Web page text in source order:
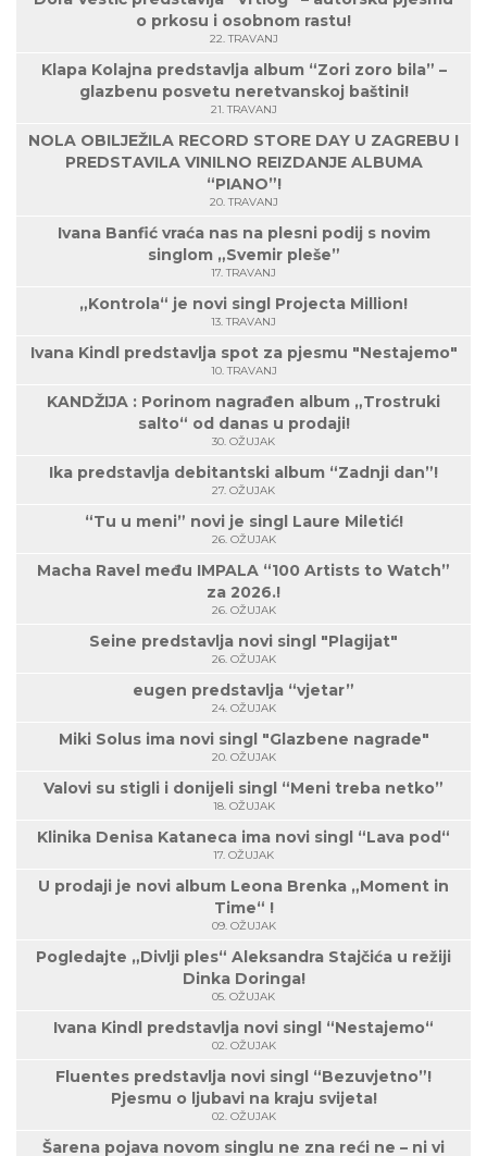
o prkosu i osobnom rastu!
22. TRAVANJ
Klapa Kolajna predstavlja album “Zori zoro bila” –
glazbenu posvetu neretvanskoj baštini!
21. TRAVANJ
NOLA OBILJEŽILA RECORD STORE DAY U ZAGREBU I
PREDSTAVILA VINILNO REIZDANJE ALBUMA
“PIANO”!
20. TRAVANJ
Ivana Banfić vraća nas na plesni podij s novim
singlom „Svemir pleše”
17. TRAVANJ
„Kontrola“ je novi singl Projecta Million!
13. TRAVANJ
Ivana Kindl predstavlja spot za pjesmu "Nestajemo"
10. TRAVANJ
KANDŽIJA : Porinom nagrađen album „Trostruki
salto“ od danas u prodaji!
30. OŽUJAK
Ika predstavlja debitantski album “Zadnji dan”!
27. OŽUJAK
“Tu u meni” novi je singl Laure Miletić!
26. OŽUJAK
Macha Ravel među IMPALA “100 Artists to Watch”
za 2026.!
26. OŽUJAK
Seine predstavlja novi singl "Plagijat"
26. OŽUJAK
eugen predstavlja “vjetar”
24. OŽUJAK
Miki Solus ima novi singl "Glazbene nagrade"
20. OŽUJAK
Valovi su stigli i donijeli singl “Meni treba netko”
18. OŽUJAK
Klinika Denisa Kataneca ima novi singl “Lava pod“
17. OŽUJAK
U prodaji je novi album Leona Brenka „Moment in
Time“ !
09. OŽUJAK
Pogledajte „Divlji ples“ Aleksandra Stajčića u režiji
Dinka Doringa!
05. OŽUJAK
Ivana Kindl predstavlja novi singl “Nestajemo“
02. OŽUJAK
Fluentes predstavlja novi singl “Bezuvjetno”!
Pjesmu o ljubavi na kraju svijeta!
02. OŽUJAK
Šarena pojava novom singlu ne zna reći ne – ni vi